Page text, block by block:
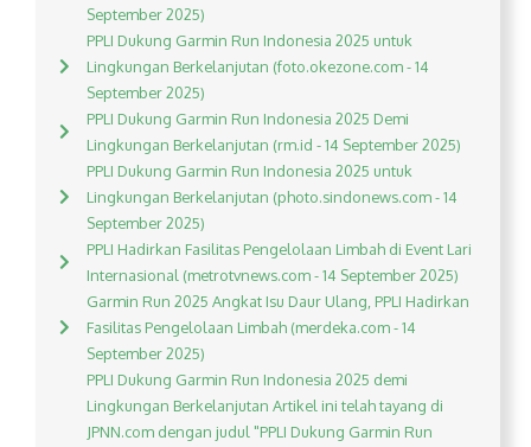
September 2025)
PPLI Dukung Garmin Run Indonesia 2025 untuk
Lingkungan Berkelanjutan (foto.okezone.com - 14
September 2025)
PPLI Dukung Garmin Run Indonesia 2025 Demi
Lingkungan Berkelanjutan (rm.id - 14 September 2025)
PPLI Dukung Garmin Run Indonesia 2025 untuk
Lingkungan Berkelanjutan (photo.sindonews.com - 14
September 2025)
PPLI Hadirkan Fasilitas Pengelolaan Limbah di Event Lari
Internasional (metrotvnews.com - 14 September 2025)
Garmin Run 2025 Angkat Isu Daur Ulang, PPLI Hadirkan
Fasilitas Pengelolaan Limbah (merdeka.com - 14
September 2025)
PPLI Dukung Garmin Run Indonesia 2025 demi
Lingkungan Berkelanjutan Artikel ini telah tayang di
JPNN.com dengan judul "PPLI Dukung Garmin Run